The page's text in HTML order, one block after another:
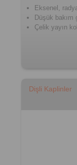
Eksenel,
Düşük bakım
Çelik yayın
Dişli Kaplinler